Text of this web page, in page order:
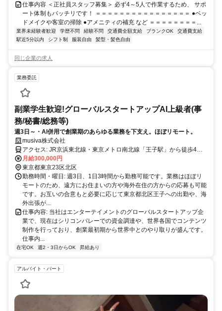
仕事内容 ＜正社員スタッフ募集＞ 必ず4～5人で作業するため、 サポ
ート体制もバッチリです！ ＝＝＝＝＝＝＝＝＝＝＝＝＝＝＝＝ ●ベッ
ドメイクや客室の掃除 ●アメニティの補充 など ＝＝＝＝＝＝＝＝...
業界未経験者歓迎 学歴不問 経験不問 交通費全額支給 ブランクOK
交通費支給
駅近5分以内
シフト制 服装自由 髪型・髪色自由
同じ企業の求人
業務委託
副業学生歓迎!グローバルスタートアップAI上級者(事
務/秘書/総務等)
週3日～・AI併用で創業期のあらゆる業務を下支え。ほぼリモート。
musiva株式会社
アクセス: JR京浜東北線・東京メトロ南北線「王子駅」から徒歩4
分。
月給300,000円
東京都東京23区北区
勤務時間・曜日: 週3日、1日3時間から勤務可能です。業務はほぼリ
モートのため、遠方にお住まいの方や海外在住の方からの応募も可能
です。お互いの合意もと必要に応じて東京都北区王子への出勤や、海
外出張が...
仕事内容: 当社はエンターテイメントのグローバルスタートアップ企
業で、現在はシリコンバレーでの資金調達や、世界各国でコンテンツ
制作を行っており、創業最初期から世界中とのやり取りが盛んです。
仕事内...
在宅OK 週2・3日からOK 昇給あり
アルバイト・パート